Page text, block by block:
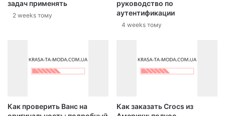
задач применять
2 weeks тому
руководство по
аутентификации
4 weeks тому
Как проверить Ванс на
Как заказать Crocs из